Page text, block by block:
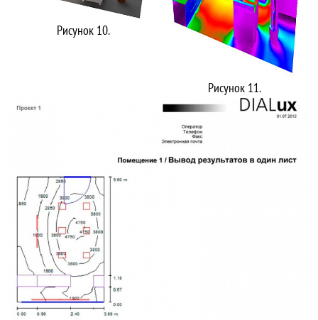
Рисунок 10.
Рисунок 11.